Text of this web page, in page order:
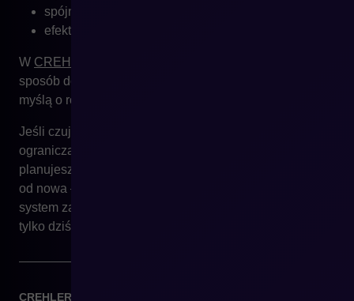
spójność komunikacji,
efektywność sprzedaży.
W CREHLER
sposób dostosowany do ich realiów biznesowych – z
myślą o rozwoju, a nie tylko „obsłudze chaosu”.
Jeśli czujesz, że Twój katalog produktowy Cię
ogranicza, masz więcej rynków niż spójnych danych lub
planujesz ekspansję i nie chcesz budować wszystkiego
od nowa –
system zarządzanie produktami, które będzie działać nie
tylko dziś, ale i za 3 lata.
CREHLER